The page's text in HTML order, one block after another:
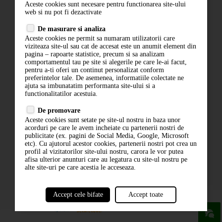
Contact
Politica de confidentialitate
ANPC
ABONARE LA NEWSLETTER
ABONARE
Aceste cookies sunt necesare pentru functionarea site-ului
web si nu pot fi dezactivate
De masurare si analiza
Aceste cookies ne permit sa numaram utilizatorii care
viziteaza site-ul sau cat de accesat este un anumit element din
pagina – rapoarte statistice, precum si sa analizam
comportamentul tau pe site si alegerile pe care le-ai facut,
pentru a-ti oferi un continut personalizat conform
preferintelor tale. De asemenea, informatiile colectate ne
ajuta sa imbunatatim performanta site-ului si a
functionalitatilor acestuia.
De promovare
Aceste cookies sunt setate pe site-ul nostru in baza unor
acorduri pe care le avem incheiate cu partenerii nostri de
publicitate (ex. pagini de Social Media, Google, Microsoft
etc). Cu ajutorul acestor cookies, partenerii nostri pot crea un
profil al vizitatorilor site-ului nostru, carora le vor putea
afisa ulterior anunturi care au legatura cu site-ul nostru pe
alte site-uri pe care acestia le acceseaza.
Accept cele bifate Accept toate